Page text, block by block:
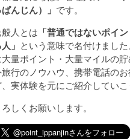
んじん）」 です。
般人とは 「普通ではないポイ
」
という意味で名付けまし
大量ポイント・大量マイルの
旅行のノウハウ、携帯電話の
、実体験を元にご紹介していこ
しくお願いします。